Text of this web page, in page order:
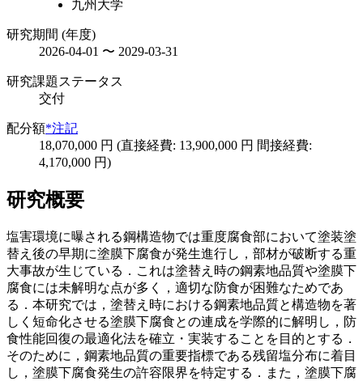
九州大学
研究期間 (年度)
2026-04-01 〜 2029-03-31
研究課題ステータス
交付
配分額*注記
18,070,000 円 (直接経費: 13,900,000 円 間接経費:
4,170,000 円)
研究概要
塩害環境に曝される鋼構造物では重度腐食部において塗装塗
替え後の早期に塗膜下腐食が発生進行し，部材が破断する重
大事故が生じている．これは塗替え時の鋼素地品質や塗膜下
腐食には未解明な点が多く，適切な防食が困難なためであ
る．本研究では，塗替え時における鋼素地品質と構造物を著
しく短命化させる塗膜下腐食との連成を学際的に解明し，防
食性能回復の最適化法を確立・実装することを目的とする．
そのために，鋼素地品質の重要指標である残留塩分布に着目
し，塗膜下腐食発生の許容限界を特定する．また，塗膜下腐